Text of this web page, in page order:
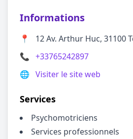
Informations
📍
12 Av. Arthur Huc, 31100
📞 +33765242897
🌐 Visiter le site web
Services
Psychomotriciens
Services professionnels